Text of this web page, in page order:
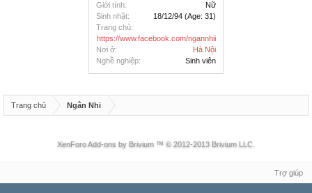
Giới tính:
Nữ
Sinh nhật:
18/12/94 (Age: 31)
Trang chủ:
https://www.facebook.com/ngannhii
Nơi ở:
Hà Nội
Nghề nghiệp:
Sinh viên
Trang chủ Ngân Nhi
XenForo Add-ons by Brivium ™ © 2012-2013 Brivium LLC.
Trợ giúp